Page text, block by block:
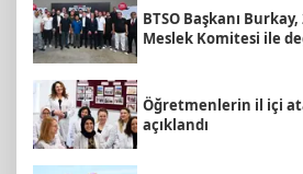
BTSO Başkanı
Meslek Komitesi ile
Öğretmenlerin il içi
açıklandı